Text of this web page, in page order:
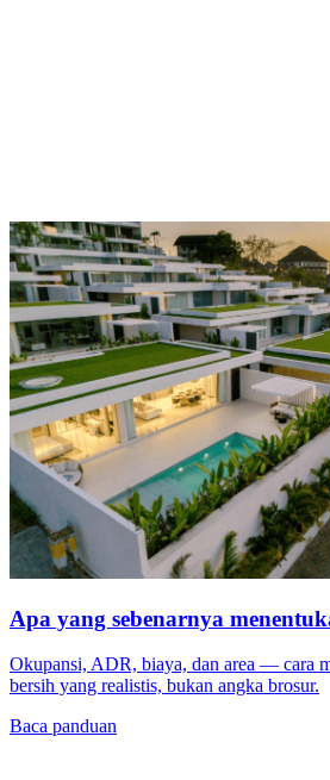
Apa yang sebenarnya
Okupansi, ADR, biaya, dan area — cara
bersih yang realistis, bukan angka brosur.
Baca panduan